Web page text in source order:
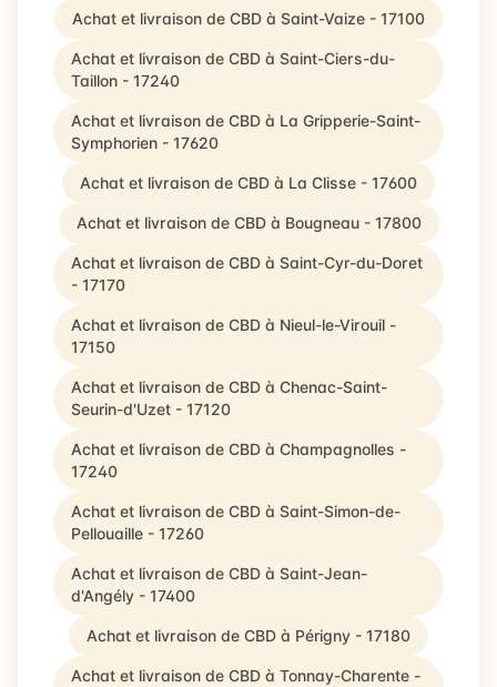
Achat et livraison de CBD à Saint-Vaize - 17100
Achat et livraison de CBD à Saint-Ciers-du-
Taillon - 17240
Achat et livraison de CBD à La Gripperie-Saint-
Symphorien - 17620
Achat et livraison de CBD à La Clisse - 17600
Achat et livraison de CBD à Bougneau - 17800
Achat et livraison de CBD à Saint-Cyr-du-Doret
- 17170
Achat et livraison de CBD à Nieul-le-Virouil -
17150
Achat et livraison de CBD à Chenac-Saint-
Seurin-d'Uzet - 17120
Achat et livraison de CBD à Champagnolles -
17240
Achat et livraison de CBD à Saint-Simon-de-
Pellouaille - 17260
Achat et livraison de CBD à Saint-Jean-
d'Angély - 17400
Achat et livraison de CBD à Périgny - 17180
Achat et livraison de CBD à Tonnay-Charente -